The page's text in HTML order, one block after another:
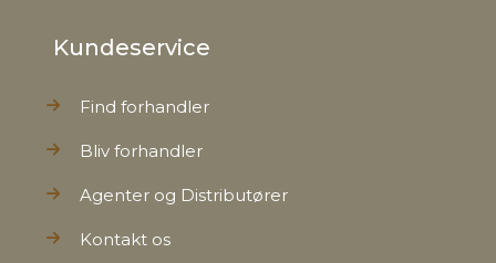
Kundeservice
Find forhandler
Bliv forhandler
Agenter og Distributører
Kontakt os